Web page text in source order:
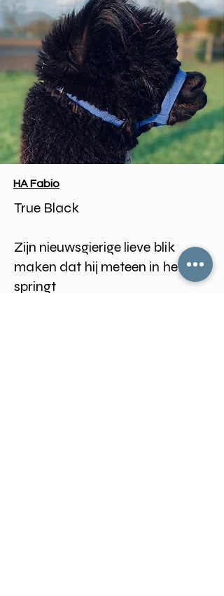
HA Fabio
True Black
Zijn nieuwsgierige lieve blik
maken dat hij meteen in het oog
springt